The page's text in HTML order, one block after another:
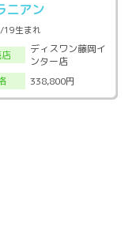
ニアン
生まれ
ディスワン藤岡イ
ンター店
338,800円